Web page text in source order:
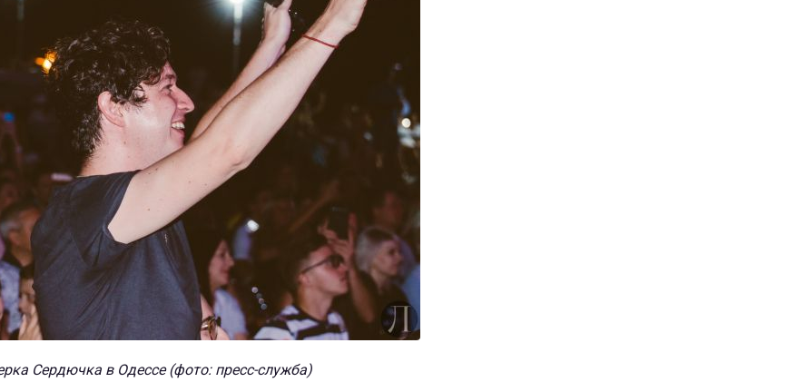
Сердючка в Одессе (фото: пресс-служба)